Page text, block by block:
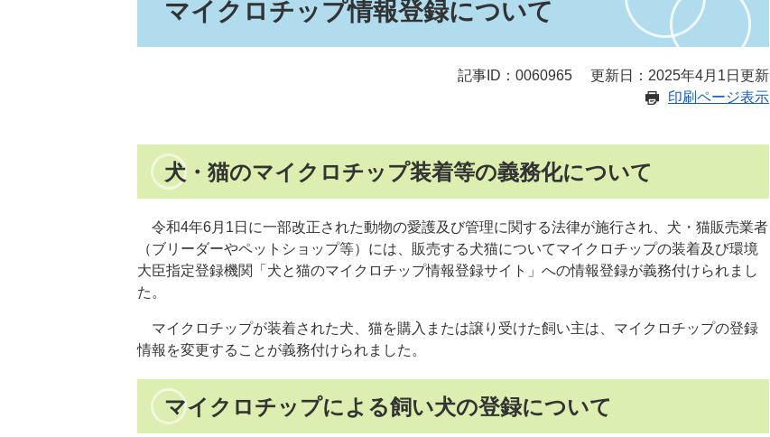
マイクロチップ情報登録について
記事ID：0060965
更新日：2025年4月1日更新
印刷ページ表示
犬・猫のマイクロチップ装着等の義務化について
令和4年6月1日に一部改正された動物の愛護及び管理に関する法律が施行され、犬・猫販売業者
（ブリーダーやペットショップ等）には、販売する犬猫についてマイクロチップの装着及び環境
大臣指定登録機関「犬と猫のマイクロチップ情報登録サイト」への情報登録が義務付けられまし
た。
マイクロチップが装着された犬、猫を購入または譲り受けた飼い主は、マイクロチップの登録
情報を変更することが義務付けられました。
マイクロチップによる飼い犬の登録について